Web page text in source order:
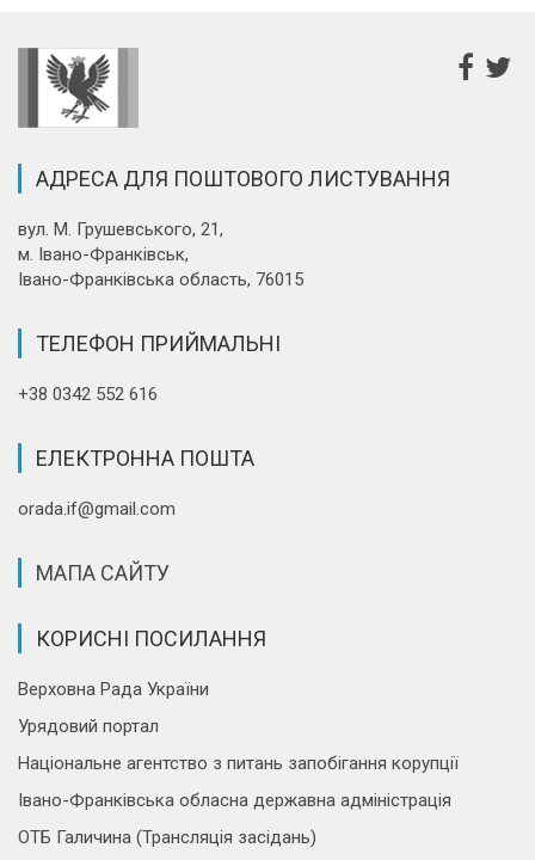
АДРЕСА ДЛЯ ПОШТОВОГО ЛИСТУВАННЯ
вул. М. Грушевського, 21,
м. Івано-Франківськ,
Івано-Франківська область, 76015
ТЕЛЕФОН ПРИЙМАЛЬНІ
+38 0342 552 616
ЕЛЕКТРОННА ПОШТА
orada.if@gmail.com
МАПА САЙТУ
КОРИСНІ ПОСИЛАННЯ
Верховна Рада України
Урядовий портал
Національне агентство з питань запобігання корупції
Івано-Франківська обласна державна адміністрація
ОТБ Галичина (Трансляція засідань)